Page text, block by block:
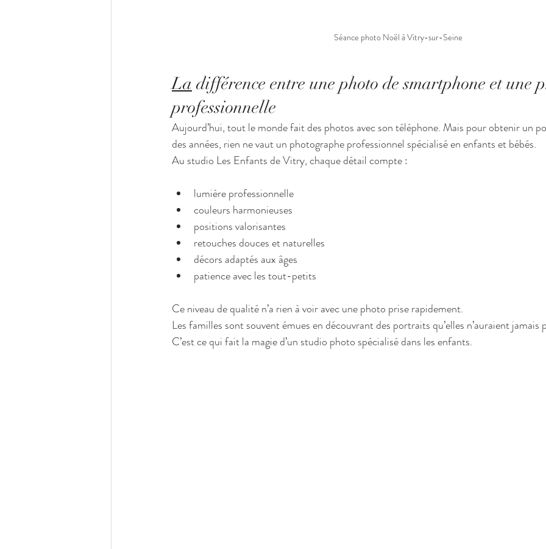
Séance photo Noël à Vitry-sur-Seine
La différence entre une photo de smartphone et une
professionnelle
Aujourd’hui, tout le monde fait des photos avec son téléphone. Mais pour obtenir un
des années, rien ne vaut un photographe professionnel spécialisé en enfants et bébés.
Au studio Les Enfants de Vitry, chaque détail compte :
lumière professionnelle
couleurs harmonieuses
positions valorisantes
retouches douces et naturelles
décors adaptés aux âges
patience avec les tout-petits
Ce niveau de qualité n’a rien à voir avec une photo prise rapidement.
Les familles sont souvent émues en découvrant des portraits qu’elles n’auraient jamais
C’est ce qui fait la magie d’un studio photo spécialisé dans les enfants.